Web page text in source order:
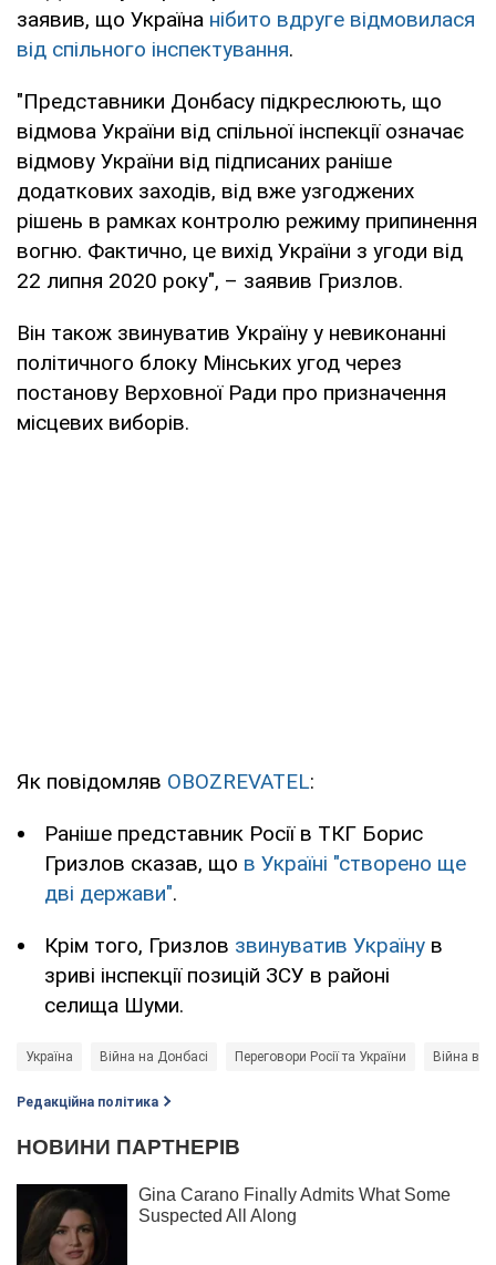
заявив, що Україна нібито вдруге відмовилася
від спільного інспектування.
"Представники Донбасу підкреслюють, що
відмова України від спільної інспекції означає
відмову України від підписаних раніше
додаткових заходів, від вже узгоджених
рішень в рамках контролю режиму припинення
вогню. Фактично, це вихід України з угоди від
22 липня 2020 року", – заявив Гризлов.
Він також звинуватив Україну у невиконанні
політичного блоку Мінських угод через
постанову Верховної Ради про призначення
місцевих виборів.
Як повідомляв OBOZREVATEL:
Раніше представник Росії в ТКГ Борис
Гризлов сказав, що в Україні "створено ще
дві держави".
Крім того, Гризлов звинуватив Україну в
зриві інспекції позицій ЗСУ в районі
селища Шуми.
Україна Війна на Донбасі Переговори Росії та України Війна в
Редакційна політика